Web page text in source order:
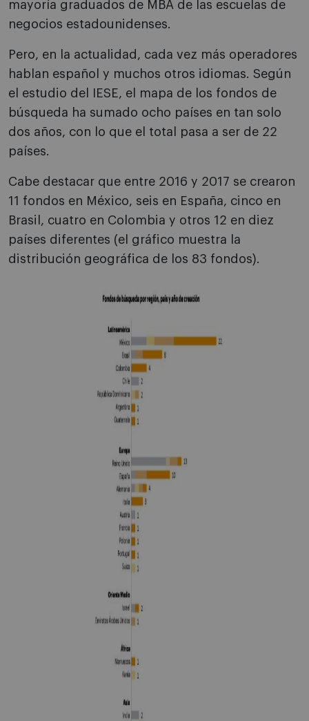
mayoría graduados de MBA de las escuelas de
negocios estadounidenses.
Pero, en la actualidad, cada vez más operadores
hablan español y muchos otros idiomas. Según
el estudio del IESE, el mapa de los fondos de
búsqueda ha sumado ocho países en tan solo
dos años, con lo que el total pasa a ser de 22
países.
Cabe destacar que entre 2016 y 2017 se crearon
11 fondos en México, seis en España, cinco en
Brasil, cuatro en Colombia y otros 12 en diez
países diferentes (el gráfico muestra la
distribución geográfica de los 83 fondos).